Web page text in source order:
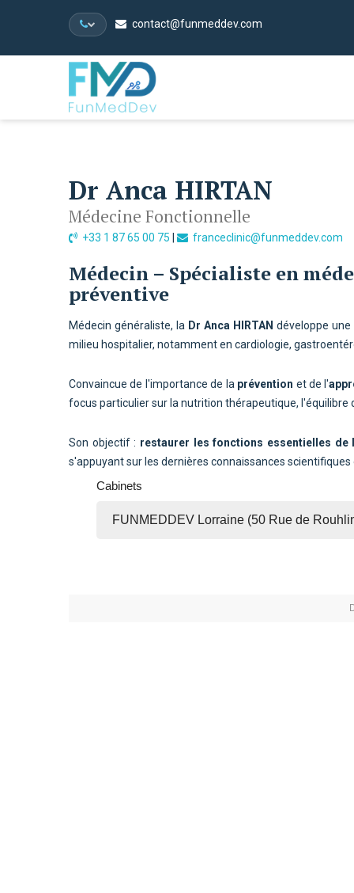
contact@funmeddev.com
Dr Anca HIRTAN
Médecine Fonctionnelle
+33 1 87 65 00 75 franceclinic@funmeddev.com
Médecin – Spécialiste en
préventive
Médecin généraliste, la Dr Anca HIRTAN développe une
milieu hospitalier, notamment en cardiologie,
Convaincue de l'importance de la prévention et de l'
focus particulier sur la nutrition thérapeutique,
Son objectif : restaurer les fonctions essentielles de
s'appuyant sur les dernières connaissances